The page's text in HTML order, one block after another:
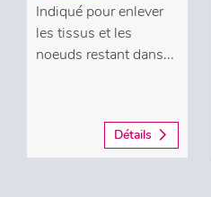
Indiqué pour enlever
les tissus et les
noeuds restant dans...
Détails